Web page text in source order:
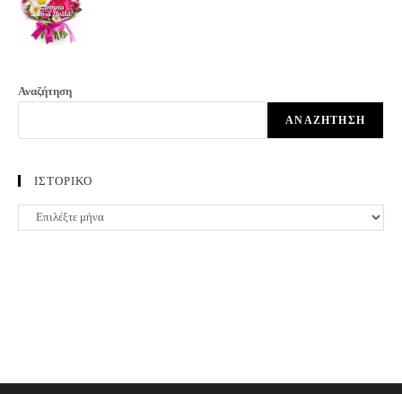
Αναζήτηση
ΑΝΑΖΉΤΗΣΗ
ΙΣΤΟΡΙΚΟ
ΙΣΤΟΡΙΚΟ